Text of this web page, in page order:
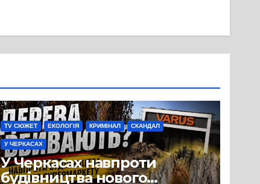
TV СЮЖЕТ ЕКОЛОГІЯ КРИМІНАЛ СКАНДАЛ
У ЧЕРКАСАХ
У Черкасах навпроти
будівництва нового